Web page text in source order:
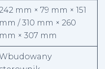
mm × 79 mm × 151
mm / 310 mm × 260
mm × 307 mm